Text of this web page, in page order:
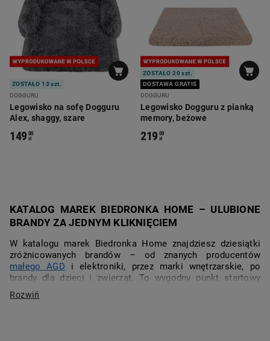
ZOSTAŁO 13 szt.
DOGGURU
Legowisko na sofę Dogguru
Alex, shaggy, szare
149 00
zł
ZOSTAŁO 20 szt.
DOSTAWA GRATIS
DOGGURU
Legowisko Dogguru z pianką
memory, beżowe
219 00
zł
KATALOG MAREK BIEDRONKA HOME – ULUBIONE
BRANDY ZA JEDNYM KLIKNIĘCIEM
W katalogu marek Biedronka Home znajdziesz dziesiątki
zróżnicowanych brandów – od znanych producentów
małego AGD i elektroniki, przez marki wnętrzarskie, po
brandy dla dzieci i zwierząt. To wygodny punkt startowy
zakupów online, jeśli lubisz wybierać produkty według
ulubionych marek i chcesz szybko przejrzeć asortyment